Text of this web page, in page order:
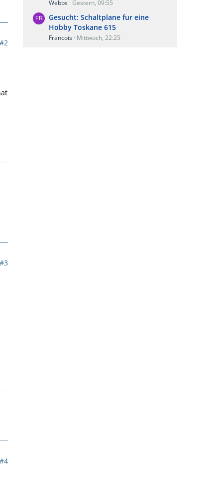
#2
#3
#4
Webbs Gestern, 09:55
Gesucht: Schaltplane fur eine
Hobby Toskane 615
Francois Mittwoch, 22:25